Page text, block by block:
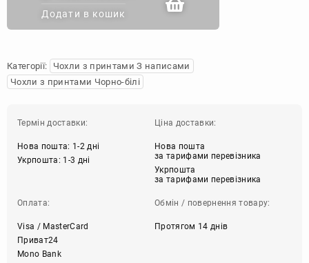
Додати в кошик
Категорії:
Чохли з принтами З написами
Чохли з принтами Чорно-білі
Термін доставки:
Нова пошта: 1-2 дні
Укрпошта: 1-3 дні
Ціна доставки:
Нова пошта
за тарифами перевізника
Укрпошта
за тарифами перевізника
Оплата:
Visa / MasterCard
Приват24
Mono Bank
Обмін / повернення товару:
Протягом 14 днів